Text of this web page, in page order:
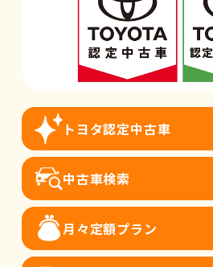
トヨタ認定中古車
中古車検索
月々定額プラン